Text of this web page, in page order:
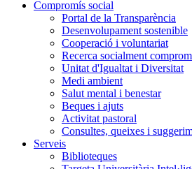
Compromís social
Portal de la Transparència
Desenvolupament sostenible
Cooperació i voluntariat
Recerca socialment
Unitat d'Igualtat i Diversitat
Medi ambient
Salut mental i benestar
Beques i ajuts
Activitat pastoral
Consultes, queixes i
Serveis
Biblioteques